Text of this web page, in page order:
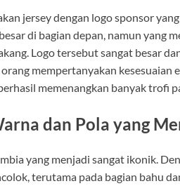
jersey dengan logo sponsor
di bagian depan, namun yang
Logo tersebut sangat besar
mempertanyakan kesesuaian
memenangkan banyak trofi
dan Pola yang
yang menjadi sangat ikonik.
terutama pada bagian bahu